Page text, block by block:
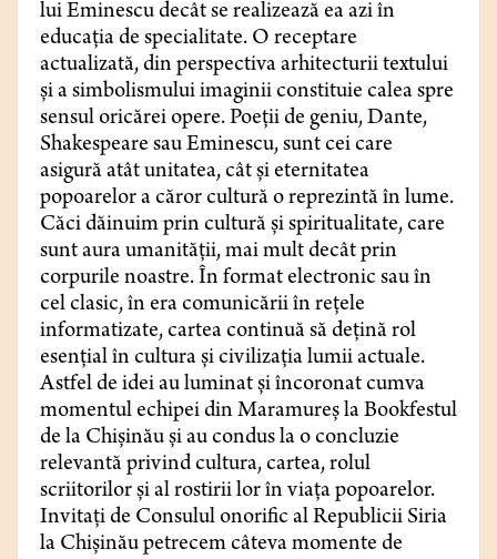
lui Eminescu decât se realizează ea azi în
educația de specialitate. O receptare
actualizată, din perspectiva arhitecturii textului
și a simbolismului imaginii constituie calea spre
sensul oricărei opere. Poeții de geniu, Dante,
Shakespeare sau Eminescu, sunt cei care
asigură atât unitatea, cât și eternitatea
popoarelor a căror cultură o reprezintă în lume.
Căci dăinuim prin cultură și spiritualitate, care
sunt aura umanității, mai mult decât prin
corpurile noastre. În format electronic sau în
cel clasic, în era comunicării în rețele
informatizate, cartea continuă să dețină rol
esențial în cultura și civilizația lumii actuale.
Astfel de idei au luminat și încoronat cumva
momentul echipei din Maramureș la Bookfestul
de la Chișinău și au condus la o concluzie
relevantă privind cultura, cartea, rolul
scriitorilor și al rostirii lor în viața popoarelor.
Invitați de Consulul onorific al Republicii Siria
la Chișinău petrecem câteva momente de